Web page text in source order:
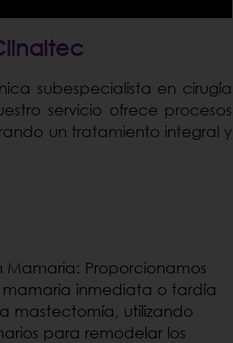
subespecialista en cirugía
servicio ofrece procesos
un tratamiento integral y
Mamaria: Proporcionamos
mamaria inmediata o tardía
mastectomía, utilizando
para remodelar los